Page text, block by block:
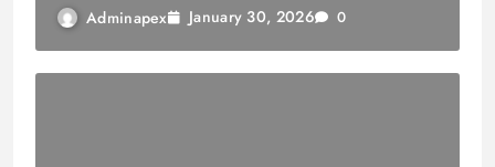
Adminapex January 30, 2026 0